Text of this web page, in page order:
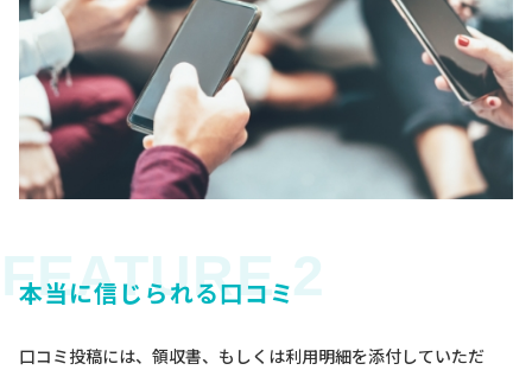
本当に信じられる口コミ
口コミ投稿には、領収書、もしくは利用明細を添付していただ